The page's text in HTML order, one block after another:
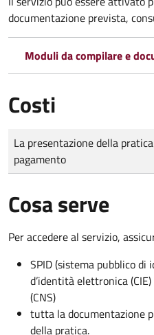
documentazione prevista,
Moduli da compilare e
Costi
Tipo di pagamento
Importo
La presentazione della
pagamento
Cosa serve
Per accedere al servizio,
SPID (sistema pubblico
d’identità elettronica
(CNS)
tutta la documentazione
della pratica.